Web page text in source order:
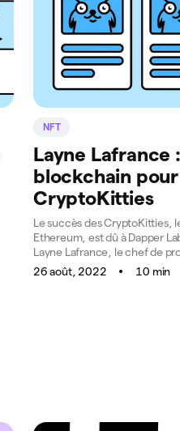
NFT
Layne Lafrance
blockchain
CryptoKitties
Le succès des CryptoKitties,
Ethereum, est dû à Dapper
Layne Lafrance, le chef de
26 août, 2022
10 min